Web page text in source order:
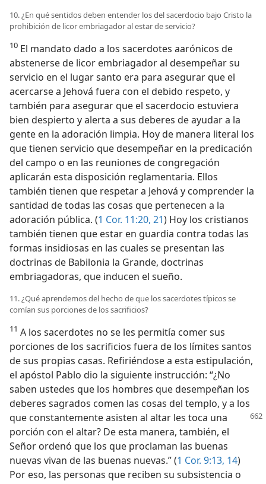
10. ¿En qué sentidos deben entender los del sacerdocio bajo Cristo la
prohibición de licor embriagador al estar de servicio?
10 El mandato dado a los sacerdotes aarónicos de
abstenerse de licor embriagador al desempeñar su
servicio en el lugar santo era para asegurar que el
acercarse a Jehová fuera con el debido respeto, y
también para asegurar que el sacerdocio estuviera
bien despierto y alerta a sus deberes de ayudar a la
gente en la adoración limpia. Hoy de manera literal los
que tienen servicio que desempeñar en la predicación
del campo o en las reuniones de congregación
aplicarán esta disposición reglamentaria. Ellos
también tienen que respetar a Jehová y comprender la
santidad de todas las cosas que pertenecen a la
adoración pública. (1 Cor. 11:20, 21) Hoy los cristianos
también tienen que estar en guardia contra todas las
formas insidiosas en las cuales se presentan las
doctrinas de Babilonia la Grande, doctrinas
embriagadoras, que inducen el sueño.
11. ¿Qué aprendemos del hecho de que los sacerdotes típicos se
comían sus porciones de los sacrificios?
11 A los sacerdotes no se les permitía comer sus
porciones de los sacrificios fuera de los límites santos
de sus propias casas. Refiriéndose a esta estipulación,
el apóstol Pablo dio la siguiente instrucción: “¿No
saben ustedes que los hombres que desempeñan los
deberes sagrados comen las cosas del templo, y a los
que constantementeasisten al altar les toca una
porción con el altar? De esta manera, también, el
Señor ordenó que los que proclaman las buenas
nuevas vivan de las buenas nuevas.” (1 Cor. 9:13, 14)
Por eso, las personas que reciben su subsistencia o